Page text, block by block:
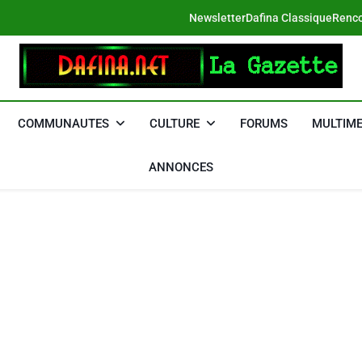
NewsletterDafina Classique
DAFINA
COMMUNAUTES CULTURE FORUMS
ANNONCES